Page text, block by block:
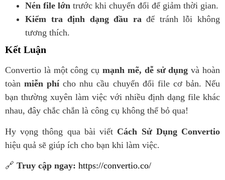
Nén file lớn trước khi chuyển đổi để giảm thời gian.
Kiểm tra định dạng đầu rađể tránh lỗi không
tương thích.
Kết Luận
Convertio là một công cụmạnh mẽ, dễ sử dụng và hoàn
toànmiễn phí cho nhu cầu chuyển đổi file cơ bản. Nếu
bạn thường xuyên làm việc với nhiều định dạng file khác
nhau, đây chắc chắn là công cụ không thể bỏ qua!
Hy vọng thông qua bài viết Cách Sử Dụng Convertio
hiệu quả sẽ giúp ích cho bạn khi làm việc.
🔗 Truy cập ngay: https://convertio.co/